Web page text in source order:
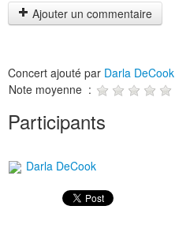
Ajouter un commentaire
Concert ajouté par Darla DeCook
Note moyenne :
Participants
Darla DeCook